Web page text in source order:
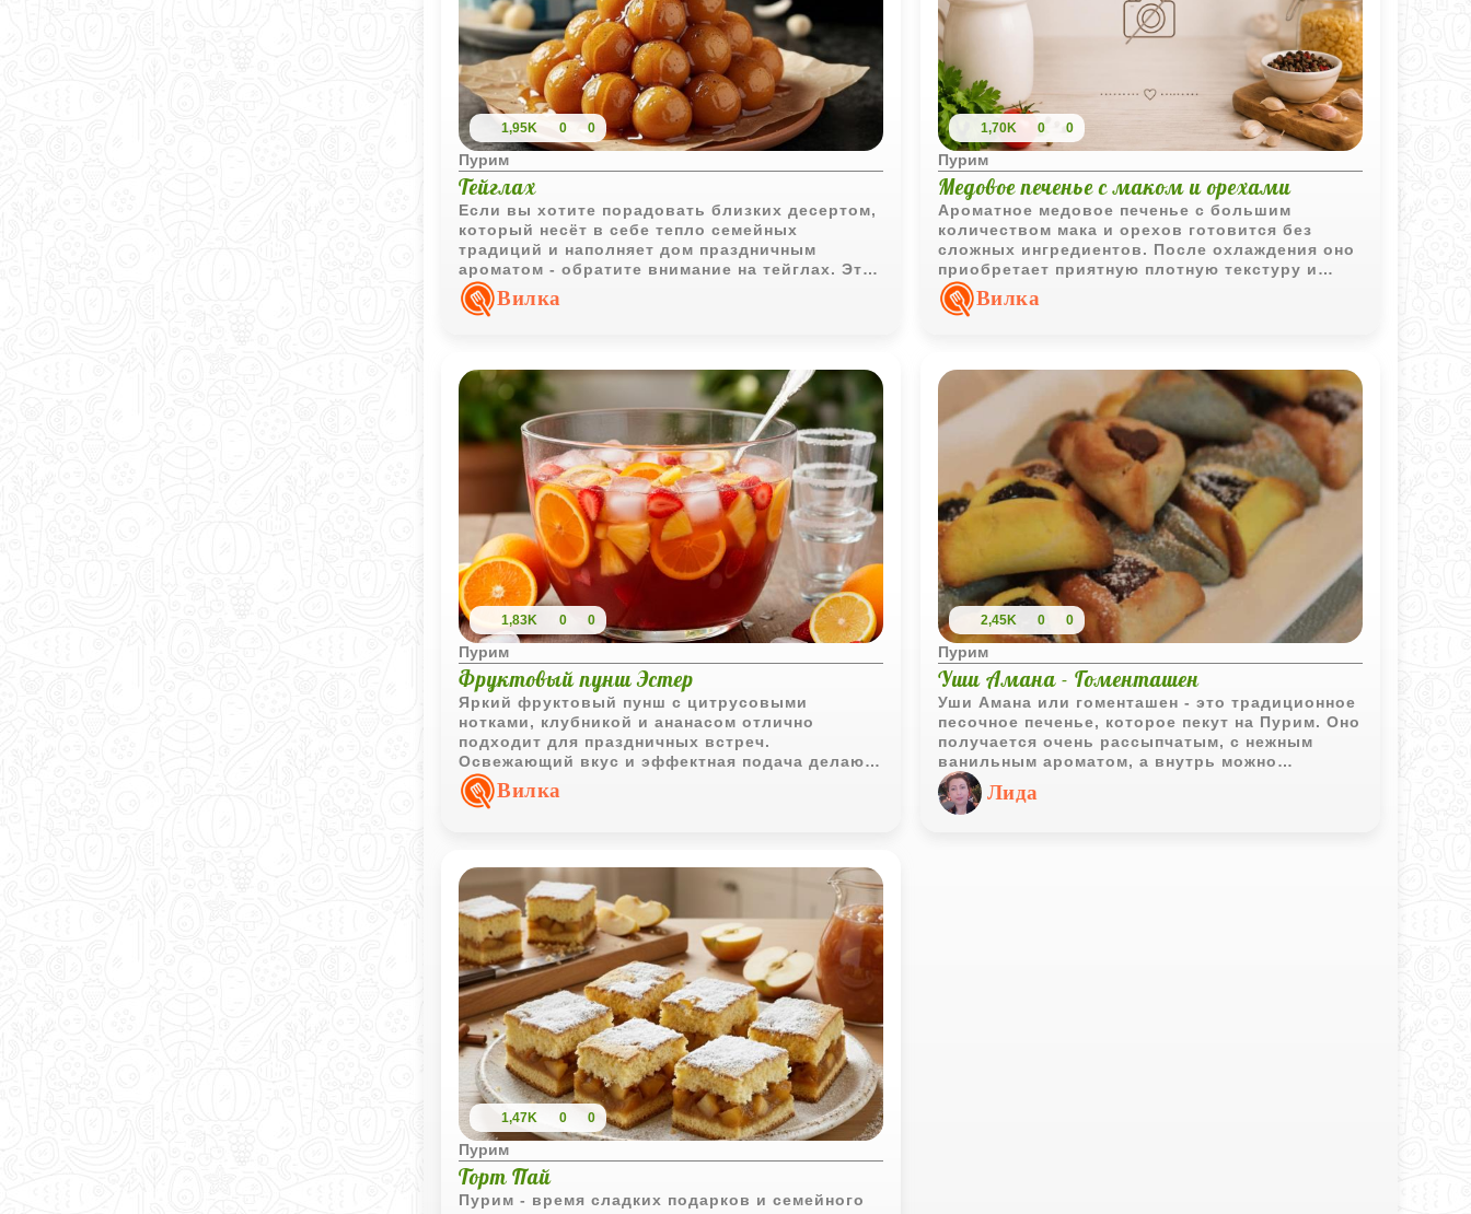
1,95K 0 0
Пурим
Тейглах
Если вы хотите порадовать близких десертом,
который несёт в себе тепло семейных
традиций и наполняет дом праздничным
ароматом - обратите внимание на тейглах. Эти
золотистые шарики в медовой глазури - не
просто сладость, а символ еврейского
Вилка
1,70K 0 0
Пурим
Медовое печенье с маком и орехами
Ароматное медовое печенье с большим
количеством мака и орехов готовится без
сложных ингредиентов. После охлаждения оно
приобретает приятную плотную текстуру и
насыщенный вкус с легкими нотками корицы.
Вилка
1,83K 0 0
Пурим
Фруктовый пунш Эстер
Яркий фруктовый пунш с цитрусовыми
нотками, клубникой и ананасом отлично
подходит для праздничных встреч.
Освежающий вкус и эффектная подача делают
этот напиток настоящим украшением стола.
Вилка
2,45K 0 0
Пурим
Уши Амана - Гоменташен
Уши Амана или гоменташен - это традиционное
песочное печенье, которое пекут на Пурим. Оно
получается очень рассыпчатым, с нежным
ванильным ароматом, а внутрь можно
положить абсолютно любую любимую начинку,
главное чтобы она была густой и не вытекала
при выпечке.
Лида
1,47K 0 0
Пурим
Торт Пай
Пурим - время сладких подарков и семейного